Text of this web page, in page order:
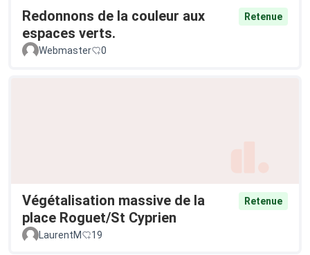
Redonnons de la couleur aux
espaces verts.
Retenue
Webmaster 0
Végétalisation massive de la
place Roguet/St Cyprien
Retenue
LaurentM 19